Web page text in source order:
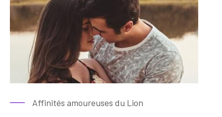
Affinités amoureuses du Lion